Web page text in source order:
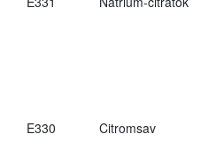
E330 Citromsav